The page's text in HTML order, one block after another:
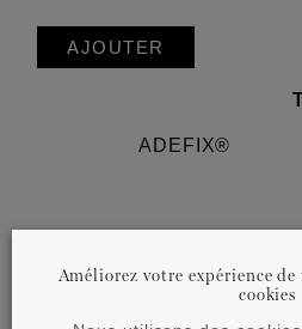
AJOUTER
ADEFIX®
Remarque importante :La
Améliorez votre expérience
cookies